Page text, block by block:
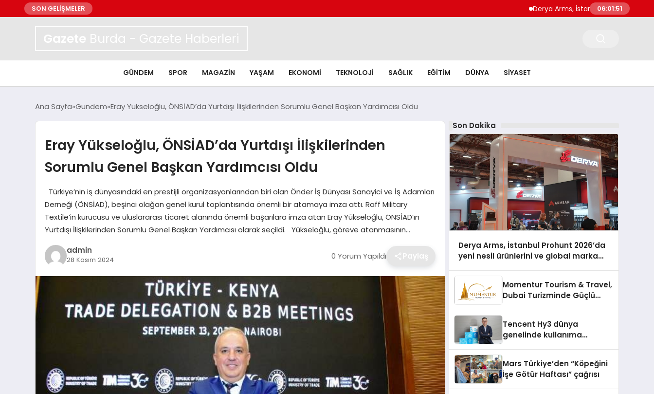
SON GELİŞMELER Derya Arms, İstanbul Prohunt 2026’da
06:01:52
Gazete Burda - Gazete Haberleri
GÜNDEM SPOR MAGAZIN YAŞAM EKONOMI TEKNOLOJI SAĞLIK EĞITIM DÜNYA SIYASET
Ana Sayfa Gündem Eray Yükseloğlu, ÖNSİAD’da Yurtdışı İlişkilerinden Sorumlu Genel Başkan Yardımcısı Oldu
Eray Yükseloğlu, ÖNSİAD’da Yurtdışı İlişkilerinden
Sorumlu Genel Başkan Yardımcısı Oldu
Türkiye’nin iş dünyasındaki en prestijli organizasyonlarından biri olan Önder İş Dünyası Sanayici ve İş Adamları
Derneği (ÖNSİAD), beşinci olağan genel kurul toplantısında önemli bir atamaya imza attı. Raff Military
Textile’in kurucusu ve uluslararası ticaret alanında önemli başarılara imza atan Eray Yükseloğlu, ÖNSİAD’ın
Yurtdışı İlişkilerinden Sorumlu Genel Başkan Yardımcısı olarak seçildi. Yükseloğlu, göreve atanmasının…
admin
28 Kasım 2024 0 Yorum Yapıldı Paylaş
Son Dakika
Derya Arms, İstanbul Prohunt 2026’da
yeni nesil ürünlerini ve global marka
Momentur Tourism & Travel,
Dubai Turizminde Güçlü
Tencent Hy3 dünya
genelinde kullanıma
Mars Türkiye’den “Köpeğini
İşe Götür Haftası” çağrısı